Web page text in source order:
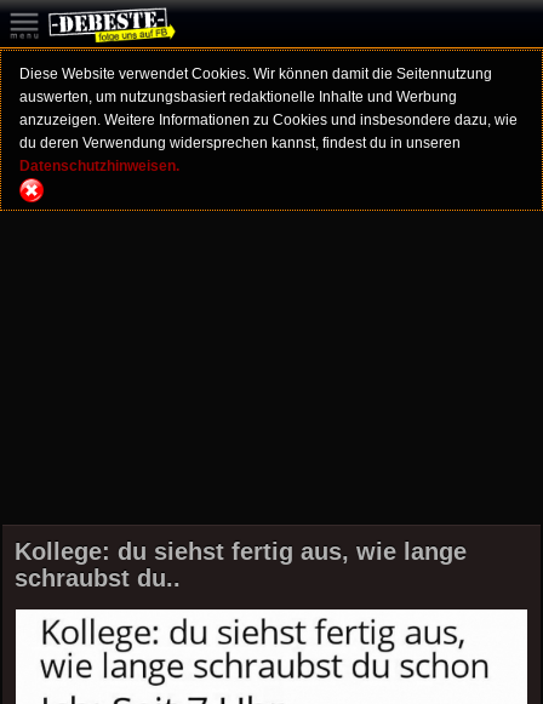
Diese Website verwendet Cookies. Wir können damit die Seitennutzung
auswerten, um nutzungsbasiert redaktionelle Inhalte und Werbung
anzuzeigen. Weitere Informationen zu Cookies und insbesondere dazu, wie
du deren Verwendung widersprechen kannst, findest du in unseren
Datenschutzhinweisen.
Kollege: du siehst fertig aus, wie lange
schraubst du..